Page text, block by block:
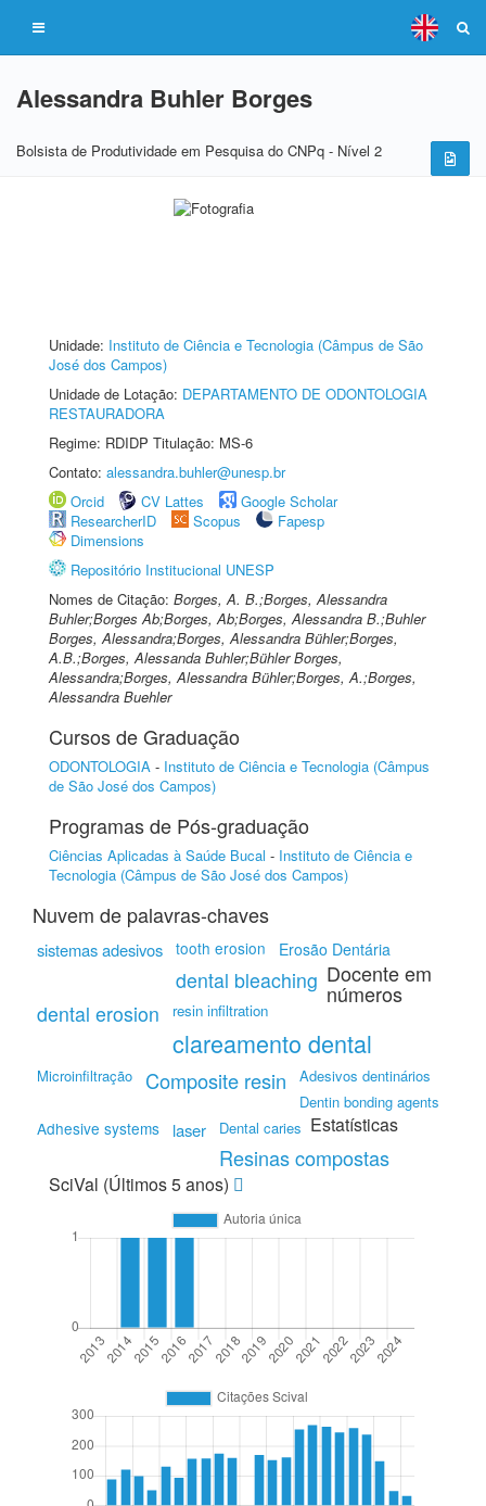
Alessandra Buhler Borges
Bolsista de Produtividade em Pesquisa do CNPq - Nível 2
Unidade: Instituto de Ciência e Tecnologia (Câmpus de São
José dos Campos)
Unidade de Lotação: DEPARTAMENTO DE ODONTOLOGIA
RESTAURADORA
Regime: RDIDP Titulação: MS-6
Contato: alessandra.buhler@unesp.br
Orcid
CV Lattes
Google Scholar
ResearcherID
Scopus
Fapesp
Dimensions
Repositório Institucional UNESP
Nomes de Citação: Borges, A. B.;Borges, Alessandra
Buhler;Borges Ab;Borges, Ab;Borges, Alessandra B.;Buhler
Borges, Alessandra;Borges, Alessandra Bühler;Borges,
A.B.;Borges, Alessanda Buhler;Bühler Borges,
Alessandra;Borges, Alessandra Bühler;Borges, A.;Borges,
Alessandra Buehler
Cursos de Graduação
ODONTOLOGIA - Instituto de Ciência e Tecnologia (Câmpus
de São José dos Campos)
Programas de Pós-graduação
Ciências Aplicadas à Saúde Bucal - Instituto de Ciência e
Tecnologia (Câmpus de São José dos Campos)
Nuvem de palavras-chaves
sistemas adesivos tooth erosion Erosão Dentária
dental bleaching
dental erosion
resin infiltration
clareamento dental
Microinfiltração Composite resin
Adesivos dentinários
Dentin bonding agents
Adhesive systems laser Dental caries
Resinas compostas
Docente em
números
Estatísticas
SciVal (Últimos 5 anos)